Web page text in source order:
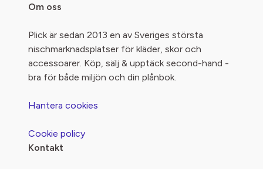
Om oss
Plick är sedan 2013 en av Sveriges största
nischmarknadsplatser för kläder, skor och
accessoarer. Köp, sälj & upptäck second-hand -
bra för både miljön och din plånbok.
Hantera cookies
Cookie policy
Kontakt